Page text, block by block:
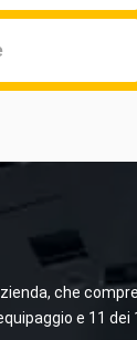
che
e 11